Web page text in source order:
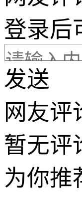
登录后
发送
网友评
暂无评
为你推